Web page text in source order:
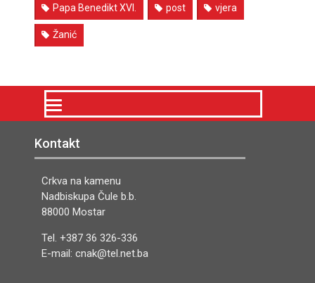
Papa Benedikt XVI. post vjera
Žanić
Kontakt
Crkva na kamenu
Nadbiskupa Čule b.b.
88000 Mostar
Tel. +387 36 326-336
E-mail: cnak@tel.net.ba